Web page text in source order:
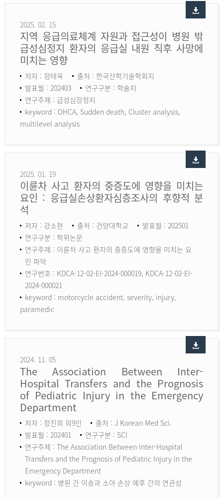
2025. 02. 15
지역 응급의료체계 자원과 접근성이 병원 밖
급성심정지 환자의 응급실 내원 직후 사망에
미치는 영향
저자 : 정태욱
출처 : 한국산학기술학회지
발표월 : 202403
연구구분 : 학술지
연구주제 : 급성심장정지
keyword : OHCA, Sudden death, Cluster analysis,
multilevel analysis
2025. 01. 19
이륜차 사고 환자의 중증도에 영향을 미치는
요인 : 응급실손상환자심층조사의 후향적 분
석
저자 : 강소현 출처 : 건양대학교
발표월 : 202501
연구구분 : 학위논문
연구주제 : 이륜차 사고 환자의 중증도에 영향을 미치는 요
인 파악
연구번호 : KDCA-12-02-EI-2024-000019, KDCA-12-02-EI-
2024-000021
keyword : motorcycle accident, severity, injury,
paramedic
2024. 11. 05
The Association Between Inter-
Hospital Transfers and the Prognosis
of Pediatric Injury in the Emergency
Department
저자 : 정진희 외9인
출처 : J Korean Med Sci.
발표월 : 202401
연구구분 : SCI
연구주제 : The Association Between Inter-Hospital
Transfers and the Prognosis of Pediatric Injury in the
Emergency Department
keyword : 병원 간 이송과 소아 손상 예후 간의 연관성